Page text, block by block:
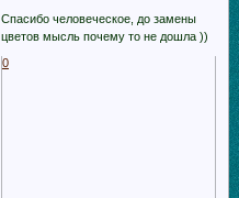
Спасибо человеческое, до замены
цветов мысль почему то не дошла ))
0